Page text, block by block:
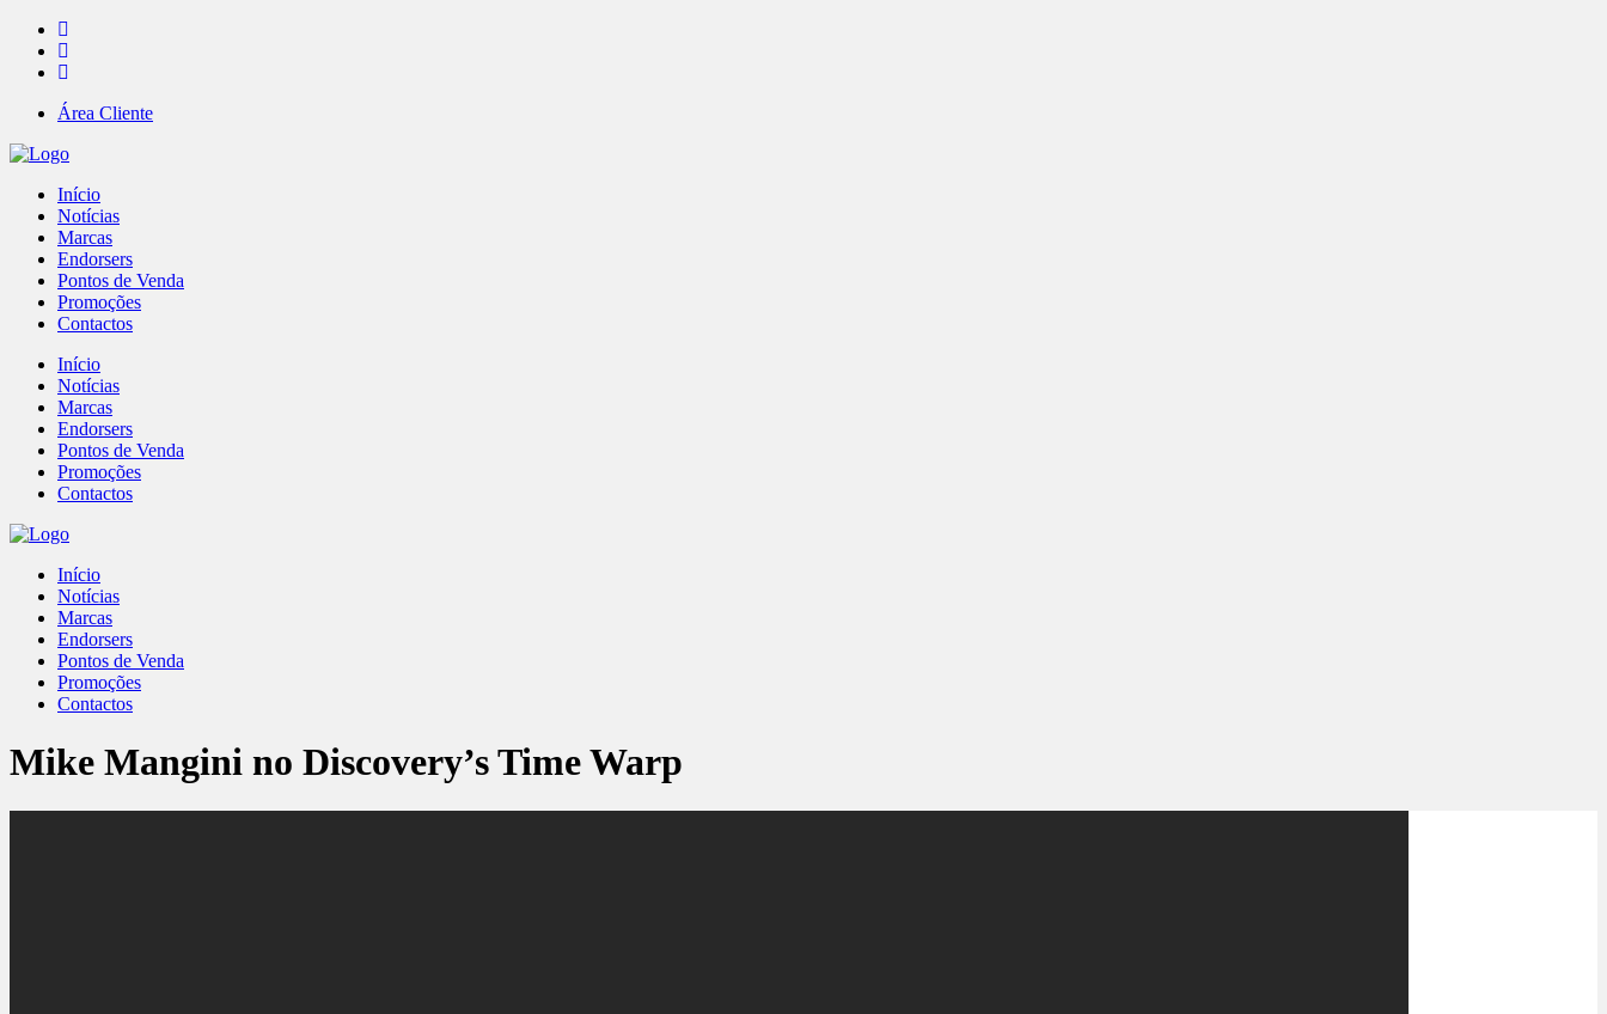
Área Cliente
Início
Notícias
Marcas
Endorsers
Pontos de Venda
Promoções
Contactos
Início
Notícias
Marcas
Endorsers
Pontos de Venda
Promoções
Contactos
Início
Notícias
Marcas
Endorsers
Pontos de Venda
Promoções
Contactos
Mike Mangini no Discovery’s Time Warp